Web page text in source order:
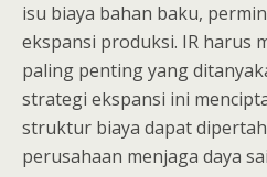
isu biaya bahan baku,
ekspansi produksi. IR harus
paling penting yang
strategi ekspansi ini
struktur biaya dapat
perusahaan menjaga daya